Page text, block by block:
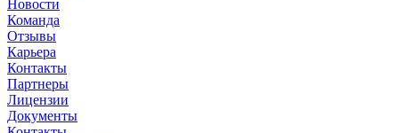
Новости
Команда
Отзывы
Карьера
Контакты
Партнеры
Лицензии
Документы